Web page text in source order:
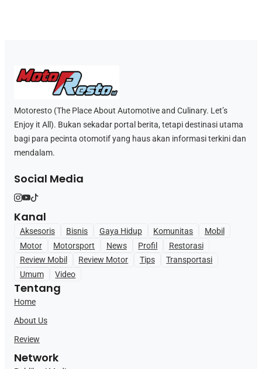
Motoresto (The Place About Automotive and Culinary. Let’s
Enjoy it All). Bukan sekadar portal berita, tetapi destinasi utama
bagi para pecinta otomotif yang haus akan informasi terkini dan
mendalam.
Social Media
Kanal
Aksesoris Bisnis Gaya Hidup Komunitas
Mobil
Motor
Motorsport News Profil
Restorasi
Review Mobil
Review Motor Tips
Transportasi
Umum
Video
Tentang
Home
About Us
Review
Network